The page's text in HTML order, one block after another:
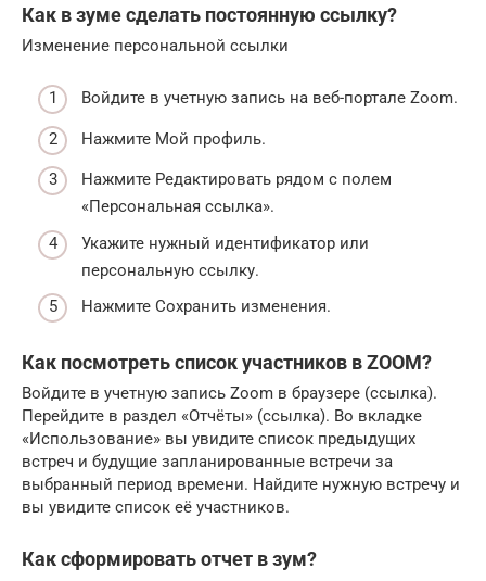
Как в зуме сделать постоянную ссылку?
Изменение персональной ссылки
Войдите в учетную запись на веб-портале Zoom.
Нажмите Мой профиль.
Нажмите Редактировать рядом с полем
«Персональная ссылка».
Укажите нужный идентификатор или
персональную ссылку.
Нажмите Сохранить изменения.
Как посмотреть список участников в ZOOM?
Войдите в учетную запись Zoom в браузере (ссылка).
Перейдите в раздел «Отчёты» (ссылка). Во вкладке
«Использование» вы увидите список предыдущих
встреч и будущие запланированные встречи за
выбранный период времени. Найдите нужную встречу и
вы увидите список её участников.
Как сформировать отчет в зум?